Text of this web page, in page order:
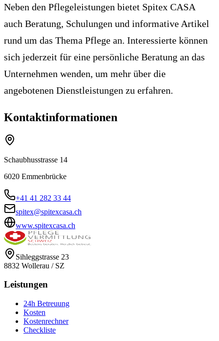
Neben den Pflegeleistungen bietet Spitex CASA
auch Beratung, Schulungen und informative Artikel
rund um das Thema Pflege an. Interessierte können
sich jederzeit für eine persönliche Beratung an das
Unternehmen wenden, um mehr über die
angebotenen Dienstleistungen zu erfahren.
Kontaktinformationen
Schaubhusstrasse 14
6020 Emmenbrücke
+41 41 282 33 44
spitex@spitexcasa.ch
www.spitexcasa.ch
Sihleggstrasse 23
8832 Wollerau / SZ
Leistungen
24h Betreuung
Kosten
Kostenrechner
Checkliste